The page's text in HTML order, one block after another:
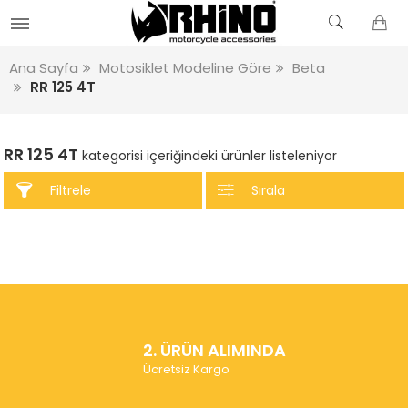
Ana Sayfa Motosiklet Modeline Göre
Beta
RR 125 4T
RR 125 4T kategorisi içeriğindeki ürünler listeleniyor
Filtrele
Sırala
2. ÜRÜN ALIMINDA
Ücretsiz Kargo